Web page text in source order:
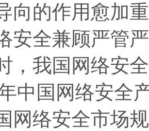
向的作用愈
全兼顾严管严
，我国网络安
年中国网络安全
网络安全市